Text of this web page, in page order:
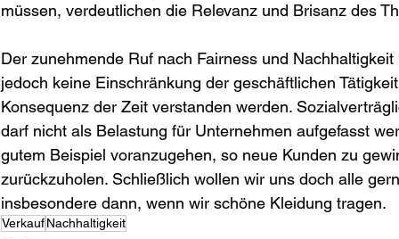
müssen, verdeutlichen die Relevanz und Brisanz des
Der zunehmende Ruf nach Fairness und
jedoch keine Einschränkung der geschäftlichen
Konsequenz der Zeit verstanden werden.
darf nicht als Belastung für Unternehmen aufgefasst
gutem Beispiel voranzugehen, so neue Kunden zu
zurückzuholen. Schließlich wollen wir uns doch alle
insbesondere dann, wenn wir schöne Kleidung tragen.
VerkaufNachhaltigkeit